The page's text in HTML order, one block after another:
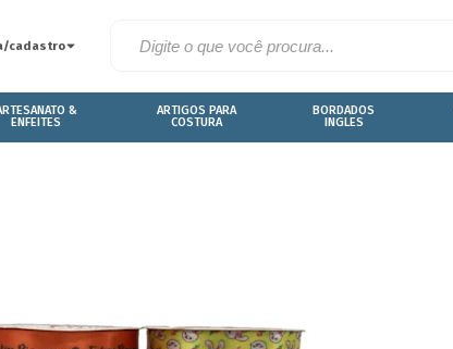
cadastro
&
ENFEITES
ARTIGOS PARA
COSTURA
BORDADOS
INGLES